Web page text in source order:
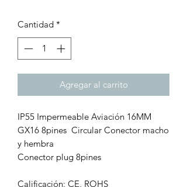
Cantidad *
Agregar al carrito
IP55 Impermeable Aviación 16MM
GX16 8pines Circular Conector macho
y hembra
Conector plug 8pines
Calificación: CE, ROHS